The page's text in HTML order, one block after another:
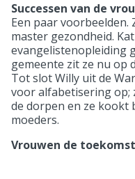
Successen van de
Een paar voorbeelden.
master gezondheid.
evangelistenopleiding
gemeente zit ze nu op
Tot slot Willy uit de
voor alfabetisering op;
de dorpen en ze kookt
moeders.
Vrouwen de